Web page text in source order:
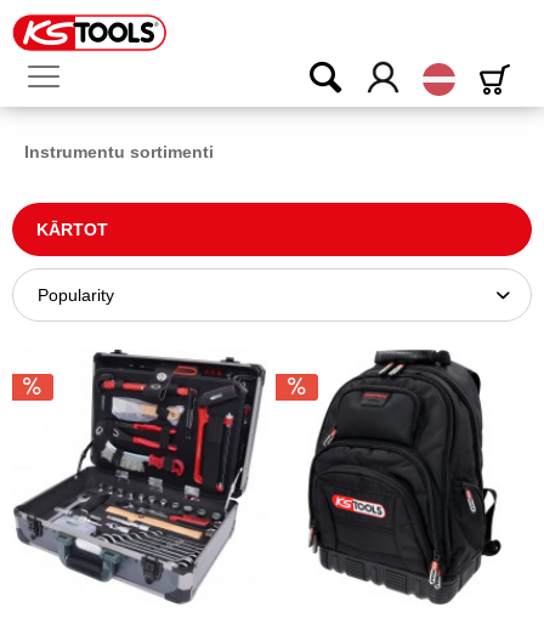
Latvijas
Instrumentu sortimenti
KĀRTOT